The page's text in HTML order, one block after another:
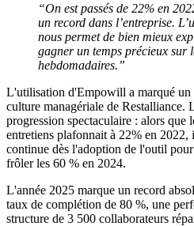
“On est passés de 22% en
un record dans l’entreprise.
nous permet de bien mieux
gagner un temps précieux sur
hebdomadaires.”
L'utilisation d'Empowill a marqué un
culture managériale de Restalliance.
progression spectaculaire : alors que
entretiens plafonnait à 22% en 2022,
continue dès l'adoption de l'outil
frôler les 60 % en 2024.
L'année 2025 marque un record
taux de complétion de 80 %, une
structure de 3 500 collaborateurs